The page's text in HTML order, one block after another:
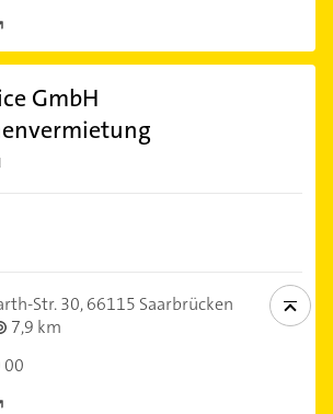
GmbH
Str. 30,66115 Saarbrücken
7,9 km
00